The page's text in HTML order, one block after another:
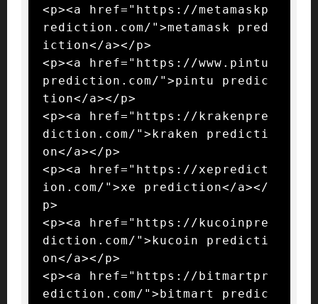
<p><a href="https://metamaskp
rediction.com/">metamask pred
iction</a></p>
<p><a href="https://www.pintu
prediction.com/">pintu predic
tion</a></p>
<p><a href="https://krakenpre
diction.com/">kraken predicti
on</a></p>
<p><a href="https://xepredict
ion.com/">xe prediction</a></
p>
<p><a href="https://kucoinpre
diction.com/">kucoin predicti
on</a></p>
<p><a href="https://bitmartpr
ediction.com/">bitmart predic